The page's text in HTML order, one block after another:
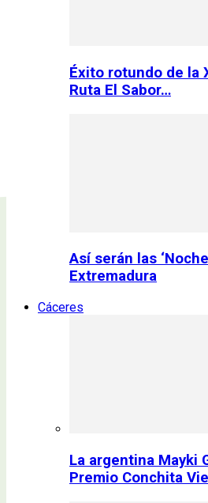
Éxito rotundo de la
Ruta El Sabor…
Así serán las
Extremadura
Cáceres
La argentina Mayki
Premio Conchita